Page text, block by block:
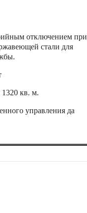
отключением при
стали для
1320 кв. м.
управления да